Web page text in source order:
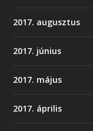
2017. augusztus
2017. június
2017. május
2017. április